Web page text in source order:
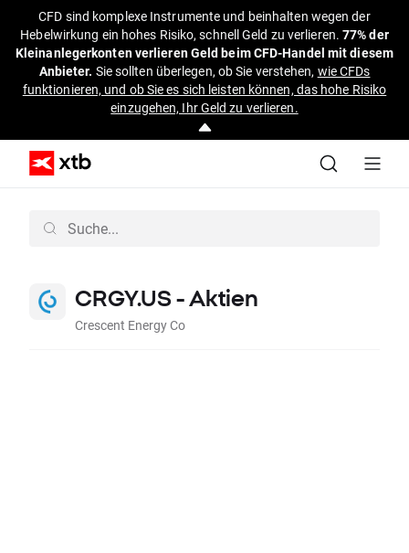
CFD sind komplexe Instrumente und beinhalten wegen der
Hebelwirkung ein hohes Risiko, schnell Geld zu verlieren.77% der
Kleinanlegerkonten verlieren Geld beim CFD-Handel mit diesem
Anbieter. Sie sollten überlegen, ob Sie verstehen, wie CFDs
funktionieren, und ob Sie es sich leisten können, das hohe Risiko
einzugehen, Ihr Geld zu verlieren.
CRGY.US - Aktien
Crescent Energy Co